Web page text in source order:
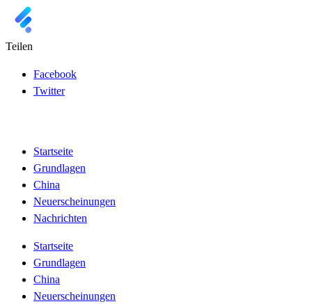
Teilen
Facebook
Twitter
Startseite
Grundlagen
China
Neuerscheinungen
Nachrichten
Startseite
Grundlagen
China
Neuerscheinungen